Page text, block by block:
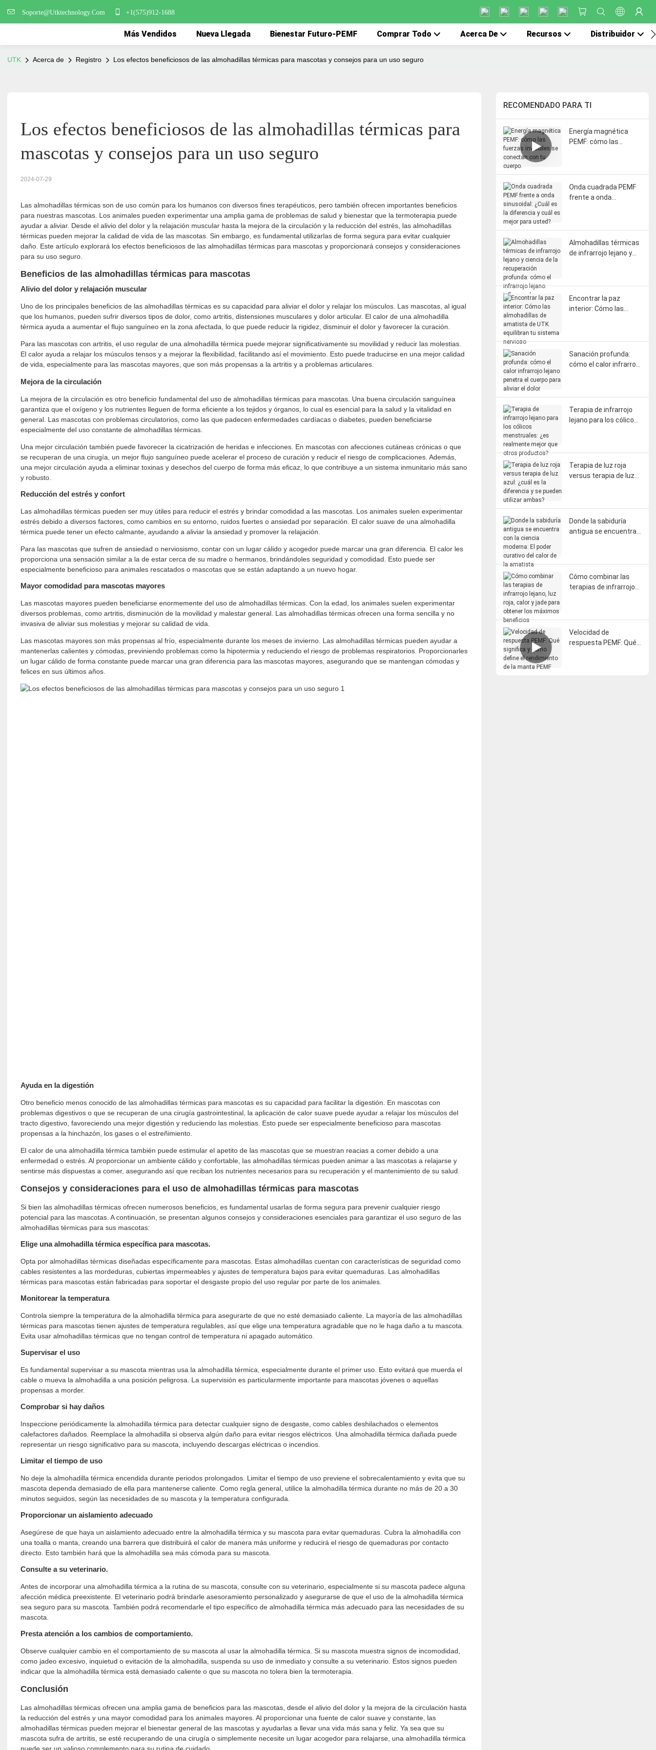
Soporte@Utktechnology.Com +1(575)912-1688
Más Vendidos Nueva Llegada Bienestar Futuro-PEMF Comprar Todo Acerca De Recursos Distribuidor
UTK Acerca de Registro Los efectos beneficiosos de las almohadillas térmicas para mascotas y consejos para un uso seguro
Los efectos beneficiosos de las almohadillas térmicas para
mascotas y consejos para un uso seguro
2024-07-29
Las almohadillas térmicas son de uso común para los humanos con diversos fines terapéuticos, pero también ofrecen importantes beneficios
para nuestras mascotas. Los animales pueden experimentar una amplia gama de problemas de salud y bienestar que la termoterapia puede
ayudar a aliviar. Desde el alivio del dolor y la relajación muscular hasta la mejora de la circulación y la reducción del estrés, las almohadillas
térmicas pueden mejorar la calidad de vida de las mascotas. Sin embargo, es fundamental utilizarlas de forma segura para evitar cualquier
daño. Este artículo explorará los efectos beneficiosos de las almohadillas térmicas para mascotas y proporcionará consejos y consideraciones
para su uso seguro.
Beneficios de las almohadillas térmicas para mascotas
Alivio del dolor y relajación muscular
Uno de los principales beneficios de las almohadillas térmicas es su capacidad para aliviar el dolor y relajar los músculos. Las mascotas, al igual
que los humanos, pueden sufrir diversos tipos de dolor, como artritis, distensiones musculares y dolor articular. El calor de una almohadilla
térmica ayuda a aumentar el flujo sanguíneo en la zona afectada, lo que puede reducir la rigidez, disminuir el dolor y favorecer la curación.
Para las mascotas con artritis, el uso regular de una almohadilla térmica puede mejorar significativamente su movilidad y reducir las molestias.
El calor ayuda a relajar los músculos tensos y a mejorar la flexibilidad, facilitando así el movimiento. Esto puede traducirse en una mejor calidad
de vida, especialmente para las mascotas mayores, que son más propensas a la artritis y a problemas articulares.
Mejora de la circulación
La mejora de la circulación es otro beneficio fundamental del uso de almohadillas térmicas para mascotas. Una buena circulación sanguínea
garantiza que el oxígeno y los nutrientes lleguen de forma eficiente a los tejidos y órganos, lo cual es esencial para la salud y la vitalidad en
general. Las mascotas con problemas circulatorios, como las que padecen enfermedades cardíacas o diabetes, pueden beneficiarse
especialmente del uso constante de almohadillas térmicas.
Una mejor circulación también puede favorecer la cicatrización de heridas e infecciones. En mascotas con afecciones cutáneas crónicas o que
se recuperan de una cirugía, un mejor flujo sanguíneo puede acelerar el proceso de curación y reducir el riesgo de complicaciones. Además,
una mejor circulación ayuda a eliminar toxinas y desechos del cuerpo de forma más eficaz, lo que contribuye a un sistema inmunitario más sano
y robusto.
Reducción del estrés y confort
Las almohadillas térmicas pueden ser muy útiles para reducir el estrés y brindar comodidad a las mascotas. Los animales suelen experimentar
estrés debido a diversos factores, como cambios en su entorno, ruidos fuertes o ansiedad por separación. El calor suave de una almohadilla
térmica puede tener un efecto calmante, ayudando a aliviar la ansiedad y promover la relajación.
Para las mascotas que sufren de ansiedad o nerviosismo, contar con un lugar cálido y acogedor puede marcar una gran diferencia. El calor les
proporciona una sensación similar a la de estar cerca de su madre o hermanos, brindándoles seguridad y comodidad. Esto puede ser
especialmente beneficioso para animales rescatados o mascotas que se están adaptando a un nuevo hogar.
Mayor comodidad para mascotas mayores
Las mascotas mayores pueden beneficiarse enormemente del uso de almohadillas térmicas. Con la edad, los animales suelen experimentar
diversos problemas, como artritis, disminución de la movilidad y malestar general. Las almohadillas térmicas ofrecen una forma sencilla y no
invasiva de aliviar sus molestias y mejorar su calidad de vida.
Las mascotas mayores son más propensas al frío, especialmente durante los meses de invierno. Las almohadillas térmicas pueden ayudar a
mantenerlas calientes y cómodas, previniendo problemas como la hipotermia y reduciendo el riesgo de problemas respiratorios. Proporcionarles
un lugar cálido de forma constante puede marcar una gran diferencia para las mascotas mayores, asegurando que se mantengan cómodas y
felices en sus últimos años.
Ayuda en la digestión
Otro beneficio menos conocido de las almohadillas térmicas para mascotas es su capacidad para facilitar la digestión. En mascotas con
problemas digestivos o que se recuperan de una cirugía gastrointestinal, la aplicación de calor suave puede ayudar a relajar los músculos del
tracto digestivo, favoreciendo una mejor digestión y reduciendo las molestias. Esto puede ser especialmente beneficioso para mascotas
propensas a la hinchazón, los gases o el estreñimiento.
El calor de una almohadilla térmica también puede estimular el apetito de las mascotas que se muestran reacias a comer debido a una
enfermedad o estrés. Al proporcionar un ambiente cálido y confortable, las almohadillas térmicas pueden animar a las mascotas a relajarse y
sentirse más dispuestas a comer, asegurando así que reciban los nutrientes necesarios para su recuperación y el mantenimiento de su salud.
Consejos y consideraciones para el uso de almohadillas térmicas para mascotas
Si bien las almohadillas térmicas ofrecen numerosos beneficios, es fundamental usarlas de forma segura para prevenir cualquier riesgo
potencial para las mascotas. A continuación, se presentan algunos consejos y consideraciones esenciales para garantizar el uso seguro de las
almohadillas térmicas para sus mascotas:
Elige una almohadilla térmica específica para mascotas.
Opta por almohadillas térmicas diseñadas específicamente para mascotas. Estas almohadillas cuentan con características de seguridad como
cables resistentes a las mordeduras, cubiertas impermeables y ajustes de temperatura bajos para evitar quemaduras. Las almohadillas
térmicas para mascotas están fabricadas para soportar el desgaste propio del uso regular por parte de los animales.
Monitorear la temperatura
Controla siempre la temperatura de la almohadilla térmica para asegurarte de que no esté demasiado caliente. La mayoría de las almohadillas
térmicas para mascotas tienen ajustes de temperatura regulables, así que elige una temperatura agradable que no le haga daño a tu mascota.
Evita usar almohadillas térmicas que no tengan control de temperatura ni apagado automático.
Supervisar el uso
Es fundamental supervisar a su mascota mientras usa la almohadilla térmica, especialmente durante el primer uso. Esto evitará que muerda el
cable o mueva la almohadilla a una posición peligrosa. La supervisión es particularmente importante para mascotas jóvenes o aquellas
propensas a morder.
Comprobar si hay daños
Inspeccione periódicamente la almohadilla térmica para detectar cualquier signo de desgaste, como cables deshilachados o elementos
calefactores dañados. Reemplace la almohadilla si observa algún daño para evitar riesgos eléctricos. Una almohadilla térmica dañada puede
representar un riesgo significativo para su mascota, incluyendo descargas eléctricas o incendios.
Limitar el tiempo de uso
No deje la almohadilla térmica encendida durante periodos prolongados. Limitar el tiempo de uso previene el sobrecalentamiento y evita que su
mascota dependa demasiado de ella para mantenerse caliente. Como regla general, utilice la almohadilla térmica durante no más de 20 a 30
minutos seguidos, según las necesidades de su mascota y la temperatura configurada.
Proporcionar un aislamiento adecuado
Asegúrese de que haya un aislamiento adecuado entre la almohadilla térmica y su mascota para evitar quemaduras. Cubra la almohadilla con
una toalla o manta, creando una barrera que distribuirá el calor de manera más uniforme y reducirá el riesgo de quemaduras por contacto
directo. Esto también hará que la almohadilla sea más cómoda para su mascota.
Consulte a su veterinario.
Antes de incorporar una almohadilla térmica a la rutina de su mascota, consulte con su veterinario, especialmente si su mascota padece alguna
afección médica preexistente. El veterinario podrá brindarle asesoramiento personalizado y asegurarse de que el uso de la almohadilla térmica
sea seguro para su mascota. También podrá recomendarle el tipo específico de almohadilla térmica más adecuado para las necesidades de su
mascota.
Presta atención a los cambios de comportamiento.
Observe cualquier cambio en el comportamiento de su mascota al usar la almohadilla térmica. Si su mascota muestra signos de incomodidad,
como jadeo excesivo, inquietud o evitación de la almohadilla, suspenda su uso de inmediato y consulte a su veterinario. Estos signos pueden
indicar que la almohadilla térmica está demasiado caliente o que su mascota no tolera bien la termoterapia.
Conclusión
Las almohadillas térmicas ofrecen una amplia gama de beneficios para las mascotas, desde el alivio del dolor y la mejora de la circulación hasta
la reducción del estrés y una mayor comodidad para los animales mayores. Al proporcionar una fuente de calor suave y constante, las
almohadillas térmicas pueden mejorar el bienestar general de las mascotas y ayudarlas a llevar una vida más sana y feliz. Ya sea que su
mascota sufra de artritis, se esté recuperando de una cirugía o simplemente necesite un lugar acogedor para relajarse, una almohadilla térmica
puede ser un valioso complemento para su rutina de cuidado.
RECOMENDADO PARA TI
Energía magnética
PEMF: cómo las
Onda cuadrada PEMF
frente a onda
Almohadillas térmicas
de infrarrojo lejano y
infrarrojo lejano influye
en la circulación, la
Encontrar la paz
interior: Cómo las
nervioso
Sanación profunda:
cómo el calor infrarrojo
Terapia de infrarrojo
lejano para los cólicos
Terapia de luz roja
versus terapia de luz
Donde la sabiduría
antigua se encuentra
amatista
Cómo combinar las
terapias de infrarrojo
Velocidad de
respuesta PEMF: Qué